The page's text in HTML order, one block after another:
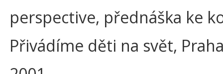
perspective, přednáška ke
Přivádíme děti na svět,